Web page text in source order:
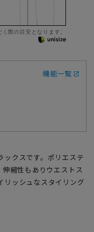
際の目安となります。
機能一覧
ックスです。ポリエステ
縮性もありウエストス
リッシュなスタイリング